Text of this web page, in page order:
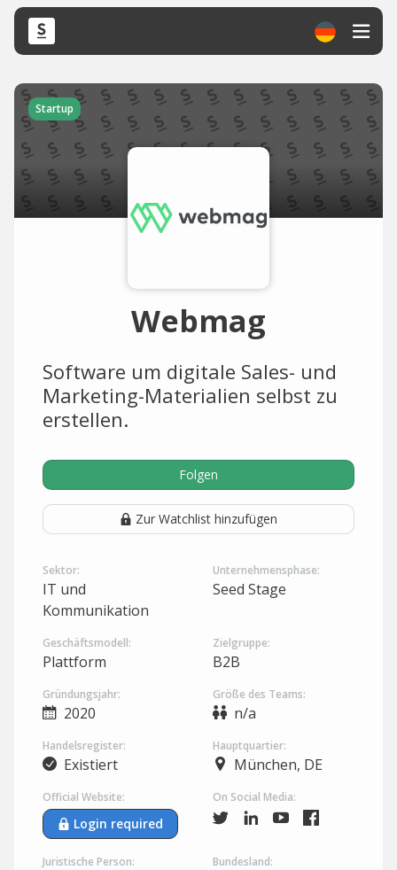
Startup
Webmag
Software um digitale Sales- und
Marketing-Materialien selbst zu
erstellen.
Folgen
Zur Watchlist hinzufügen
Sektor:
IT und
Kommunikation
Unternehmensphase:
Seed Stage
Geschäftsmodell:
Plattform
Zielgruppe:
B2B
Gründungsjahr:
2020
Größe des Teams:
n/a
Handelsregister:
Existiert
Hauptquartier:
München, DE
Official Website:
Login required
On Social Media:
Juristische Person: Bundesland: